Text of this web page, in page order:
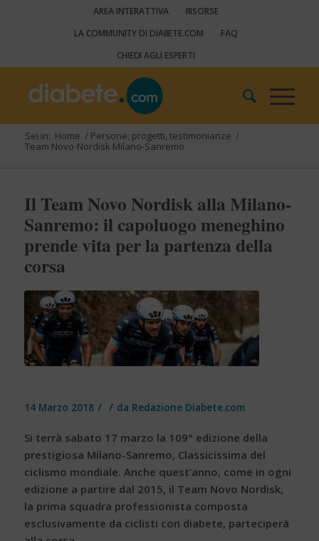
AREA INTERATTIVA
RISORSE
LA COMMUNITY DI DIABETE.COM
FAQ
CHIEDI AGLI ESPERTI
Sei in: Home / Persone, progetti, testimonianze /
Team Novo-Nordisk Milano-Sanremo
Il Team Novo Nordisk alla Milano-
Sanremo: il capoluogo meneghino
prende vita per la partenza della
corsa
14 Marzo 2018 / / da Redazione Diabete.com
Si terrà sabato 17 marzo la 109° edizione della
prestigiosa Milano-Sanremo, Classicissima del
ciclismo mondiale. Anche quest’anno, come in ogni
edizione a partire dal 2015, il Team Novo Nordisk,
la prima squadra professionista composta
esclusivamente da ciclisti con diabete, parteciperà